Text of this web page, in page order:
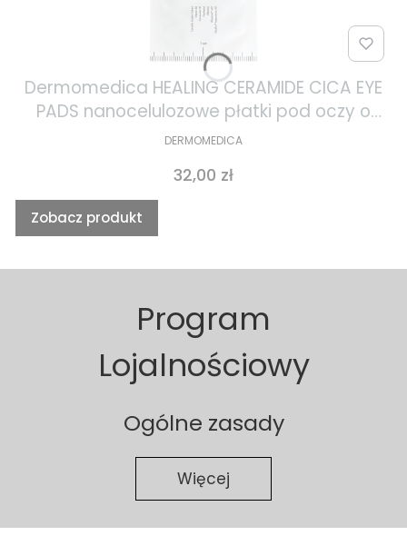
Dermomedica HEALING CERAMIDE CICA EYE
PADS nanocelulozowe płatki pod oczy o
działaniu gojącym i przeciwstarzeniowym
DERMOMEDICA
Cena
32,00 zł
Zobacz produkt
Program
Lojalnościowy
Ogólne zasady
Więcej